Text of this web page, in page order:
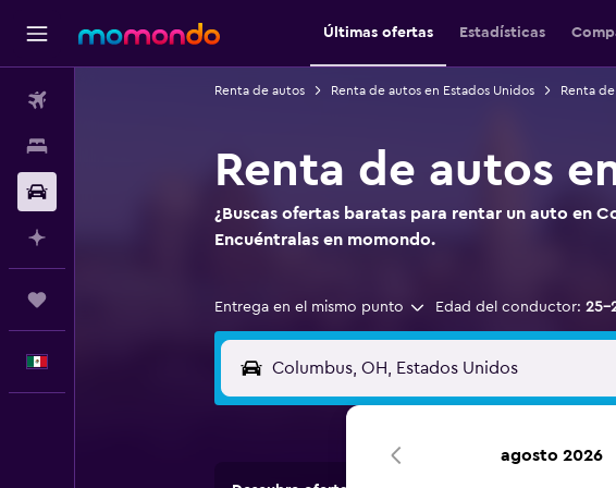
Últimas ofertas Estadísticas
Renta de autos Renta de autos en Estados Unidos Renta
Renta de autos
¿Buscas ofertas baratas para rentar un auto en
Encuéntralas en momondo.
Entrega en el mismo punto Edad del conductor: 25-
agosto 2026